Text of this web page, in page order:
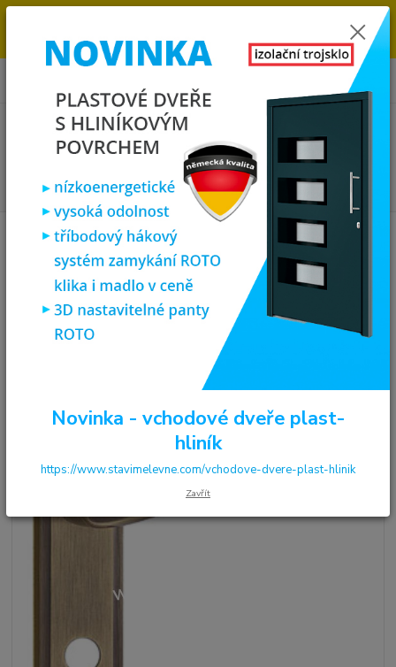
OBJEDNÁVKOU. MÁME 7 000 OKEN A DVEŘÍ SKLADEM U NÁS V
KLATOVECH.
0
0,00 Kč
Zárubně, obložky, kování
Klika Zorba štítek patina
Novinka - vchodové dveře plast-
hliník
https://www.stavimelevne.com/vchodove-dvere-plast-hlinik
Zavřít